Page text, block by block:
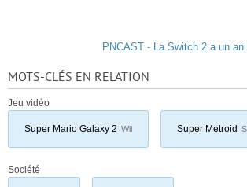
PNCAST - La Switch 2 a un an
MOTS-CLÉS EN RELATION
Jeu vidéo
Super Mario Galaxy 2 Wii Super Metroid
Société